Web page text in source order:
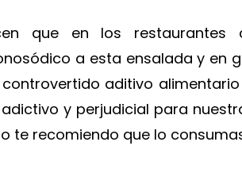
que en los
a esta ensalada y en
controvertido aditivo
y perjudicial para
te recomiendo que lo